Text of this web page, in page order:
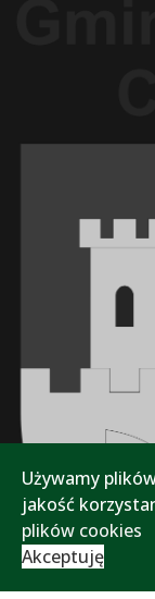
Używamy
jakość
plików cookies
Akceptuję